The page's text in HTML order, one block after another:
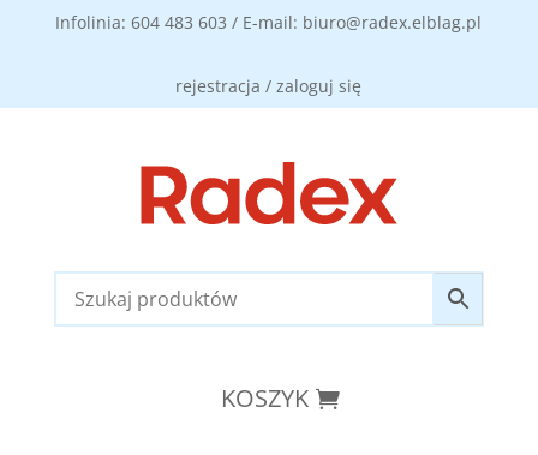
Infolinia: 604 483 603 / E-mail: biuro@radex.elblag.pl
rejestracja / zaloguj się
KOSZYK